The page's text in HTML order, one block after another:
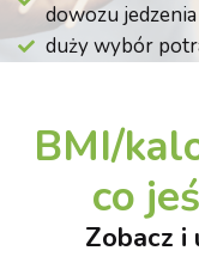
dowozu jedzenia
duży wybór
BMI/
co
Zobacz i